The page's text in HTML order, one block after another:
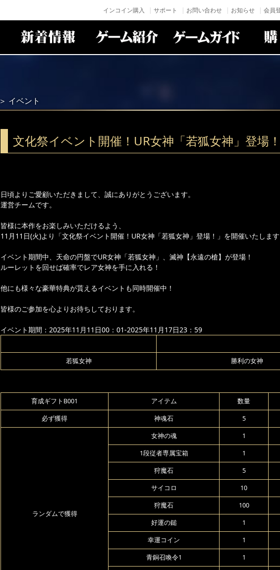
インコイン購入 サポート お問い合わせ お知らせ 会員
＞ イベント
文化祭イベント開催！UR女神「若狐女神」登場
日頃よりご愛顧いただきまして、誠にありがとうございます。
運営チームです。
皆様に本作をお楽しみいただけるよう、
11月11日(火)より「文化祭イベント開催！UR女神「若狐女神」登場！」を開催いたしま
イベント期間中、天命の円盤でUR女神「若狐女神」、滅神【永遠の槍】が登場！
ルーレットを回せば確率でレア女神を手に入れる！
他にも様々な豪華特典が貰えるイベントも同時開催中！
皆様のご参加を心よりお待ちしております。
イベント期間：2025年11月11日00：01-2025年11月17日23：59
若狐女神 勝利の女神
育成ギフトB001 アイテム 数量
必ず獲得 神魂石 5
ランダムで獲得
女神の魂 1
1段従者専属宝箱 1
狩魔石 5
サイコロ 10
狩魔石 100
好運の鎚 1
幸運コイン 1
青銅召喚令1 1